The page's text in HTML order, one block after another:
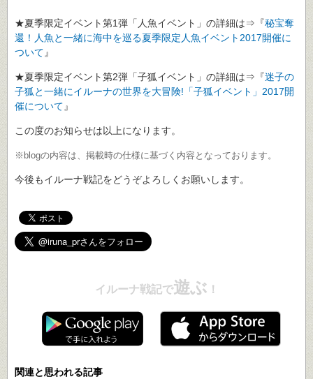
★夏季限定イベント第1弾「人魚イベント」の詳細は⇒『秘宝奪
還！人魚と一緒に海中を巡る夏季限定人魚イベント2017開催に
ついて 』
★夏季限定イベント第2弾「子狐イベント」の詳細は⇒『迷子の
子狐と一緒にイルーナの世界を大冒険!「子狐イベント」2017開
催について 』
この度のお知らせは以上になります。
※blogの内容は、掲載時の仕様に基づく内容となっております。
今後もイルーナ戦記をどうぞよろしくお願いします。
イルーナ戦記で遊ぶ ！
関連と思われる記事